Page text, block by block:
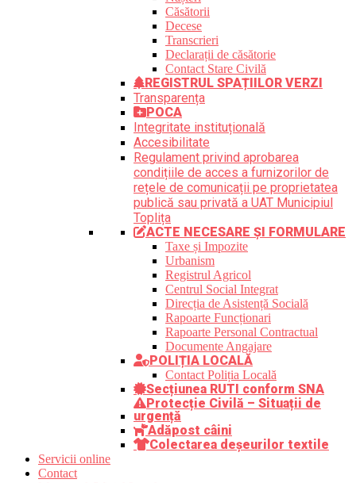
Căsătorii
Decese
Transcrieri
Declarații de căsătorie
Contact Stare Civilă
REGISTRUL SPAȚIILOR VERZI
Transparența
POCA
Integritate instituțională
Accesibilitate
Regulament privind aprobarea
condițiile de acces a furnizorilor de
rețele de comunicații pe proprietatea
publică sau privată a UAT Municipiul
Toplița
ACTE NECESARE ȘI FORMULARE
Taxe și Impozite
Urbanism
Registrul Agricol
Centrul Social Integrat
Direcția de Asistență Socială
Rapoarte Funcționari
Rapoarte Personal Contractual
Documente Angajare
POLIȚIA LOCALĂ
Contact Poliția Locală
Secțiunea RUTI conform SNA
Protecție Civilă – Situații de
urgență
Adăpost câini
Colectarea deșeurilor textile
Servicii online
Contact